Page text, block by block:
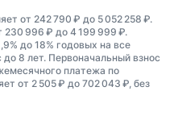
от 242 790 ₽ до 5 052 258 ₽.
230 996 ₽ до 4 199 999 ₽.
до 18% годовых на все
8 лет. Первоначальный взнос
платежа по
от 2 505 ₽ до 702 043 ₽, без